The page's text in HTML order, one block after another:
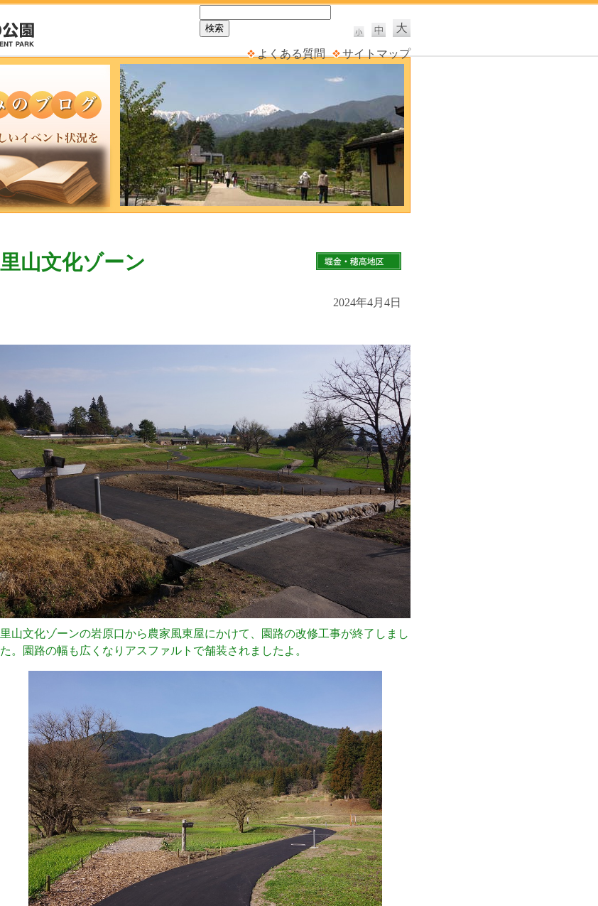
よくある質問 サイトマップ
里山文化ゾーン
2024年4月4日
里山文化ゾーンの岩原口から農家風東屋にかけて、園路の改修工事が終了しまし
た。園路の幅も広くなりアスファルトで舗装されましたよ。